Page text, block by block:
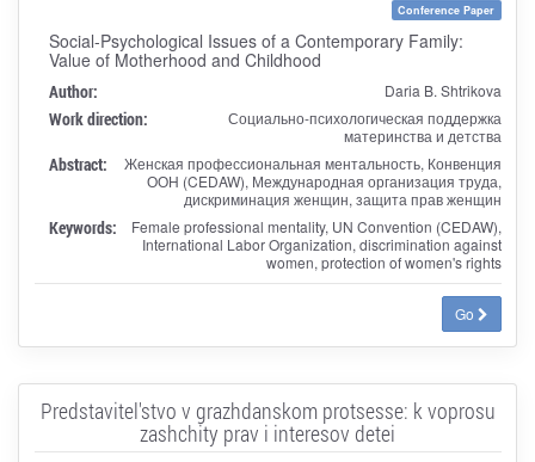
Conference Paper
Social-Psychological Issues of a Contemporary Family:
Value of Motherhood and Childhood
Author: Daria B. Shtrikova
Work direction:
Социально-психологическая поддержка
материнства и детства
Abstract:
Женская профессиональная ментальность, Конвенция
ООН (CEDAW), Международная организация труда,
дискриминация женщин, защита прав женщин
Keywords:
Female professional mentality, UN Convention (CEDAW),
International Labor Organization, discrimination against
women, protection of women's rights
Go
Predstavitel'stvo v grazhdanskom protsesse: k voprosu
zashchity prav i interesov detei